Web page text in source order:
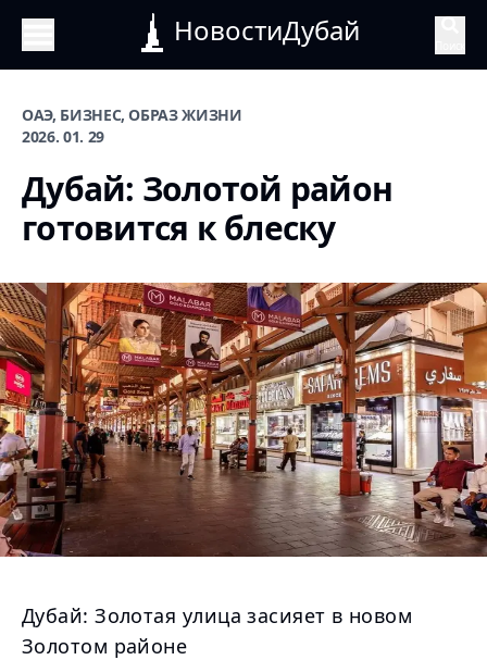
НовостиДубай
ОАЭ, БИЗНЕС, ОБРАЗ ЖИЗНИ
2026. 01. 29
Дубай: Золотой район
готовится к блеску
Дубай: Золотая улица засияет в новом
Золотом районе